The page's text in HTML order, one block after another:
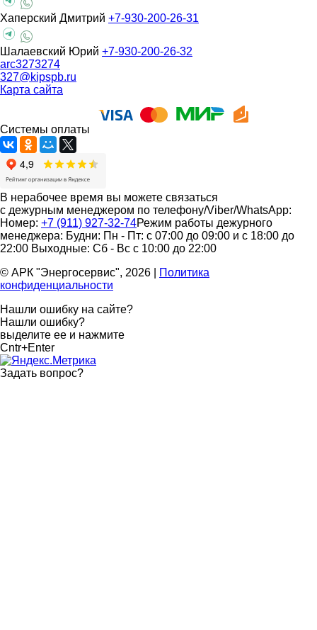
Хаперский Дмитрий +7-930-200-26-31
Шалаевский Юрий +7-930-200-26-32
arc3273274
327@kipspb.ru
Карта сайта
Системы оплаты
В нерабочее время вы можете связаться
с дежурным менеджером по телефону/Viber/WhatsApp:
Номер: +7 (911) 927-32-74Режим работы дежурного
менеджера: Будни: Пн - Пт: с 07:00 до 09:00 и с 18:00 до
22:00 Выходные: Сб - Вс с 10:00 до 22:00
© АРК "Энергосервис", 2026
Политика
конфиденциальности
Нашли ошибку на сайте?
Нашли ошибку?
выделите ее и нажмите
Cntr+Enter
Задать вопрос?